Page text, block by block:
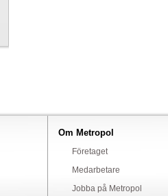
Om Metropol
Företaget
Medarbetare
Jobba på Metropol